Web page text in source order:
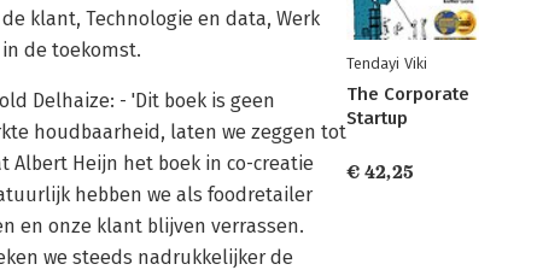
klant, Technologie en data, Werk
de toekomst.
Delhaize: - 'Dit boek is geen
houdbaarheid, laten we zeggen tot
Albert Heijn het boek in co-creatie
hebben we als foodretailer
en onze klant blijven verrassen.
we steeds nadrukkelijker de
Tendayi Viki
The Corporate
Startup
€ 42,25